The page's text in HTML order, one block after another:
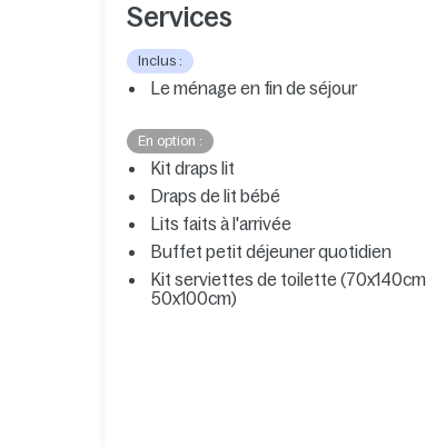
Services
Inclus :
Le ménage en fin de séjour
En option :
Kit draps lit
Draps de lit bébé
Lits faits à l'arrivée
Buffet petit déjeuner quotidien
Kit serviettes de toilette
50x100cm)